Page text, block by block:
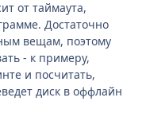
от таймаута,
Достаточно
вещам, поэтому
- к примеру,
и посчитать,
диск в оффлайн